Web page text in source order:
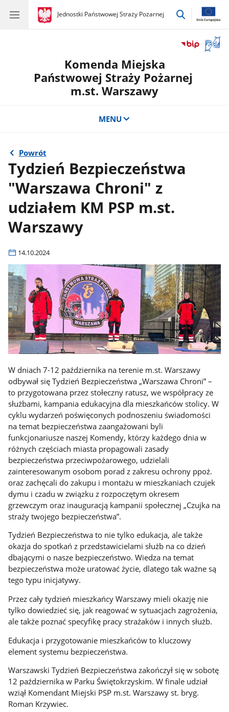
gov.pl
Jednostki Państwowej Straży Pożarnej
gov.pl
Jednostki
przejdź
okno
Komenda Miejska
Państwowej Straży Pożarnej
m.st. Warszawy
MENU
Powrót
Tydzień Bezpieczeństwa
"Warszawa Chroni" z
udziałem KM PSP m.st.
Warszawy
14.10.2024
W dniach 7-12 października na terenie m.st. Warszawy
odbywał się Tydzień Bezpieczeństwa „Warszawa Chroni” –
to przygotowana przez stołeczny ratusz, we współpracy ze
służbami, kampania edukacyjna dla mieszkańców stolicy. W
cyklu wydarzeń poświęconych podnoszeniu świadomości
na temat bezpieczeństwa zaangażowani byli
funkcjonariusze naszej Komendy, którzy każdego dnia w
różnych częściach miasta propagowali zasady
bezpieczeństwa przeciwpożarowego, udzielali
zainteresowanym osobom porad z zakresu ochrony ppoż.
oraz zachęcali do zakupu i montażu w mieszkaniach czujek
dymu i czadu w związku z rozpoczętym okresem
grzewczym oraz inauguracją kampanii społecznej „Czujka na
straży twojego bezpieczeństwa”.
Tydzień Bezpieczeństwa to nie tylko edukacja, ale także
okazja do spotkań z przedstawicielami służb na co dzień
dbającymi o nasze bezpieczeństwo. Wiedza na temat
bezpieczeństwa może uratować życie, dlatego tak ważne są
tego typu inicjatywy.
Przez cały tydzień mieszkańcy Warszawy mieli okazję nie
tylko dowiedzieć się, jak reagować w sytuacjach zagrożenia,
ale także poznać specyfikę pracy strażaków i innych służb.
Edukacja i przygotowanie mieszkańców to kluczowy
element systemu bezpieczeństwa.
Warszawski Tydzień Bezpieczeństwa zakończył się w sobotę
12 października w Parku Świętokrzyskim. W finale udział
wziął Komendant Miejski PSP m.st. Warszawy st. bryg.
Roman Krzywiec.